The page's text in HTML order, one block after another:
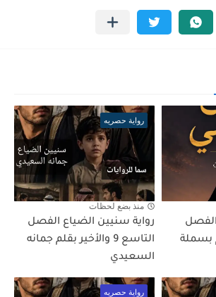
13بقلم بسملة
رواية حصريه
منذ بضع لحظات
رواية سنيين الضياع الفصل
التاسع 9 والأخير بقلم جمانه
السعيدي
رواية حصريه